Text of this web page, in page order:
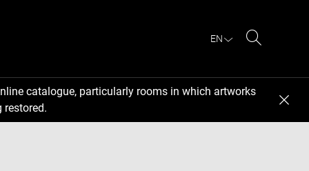
EN
catalogue, particularly rooms in which artworks
restored.